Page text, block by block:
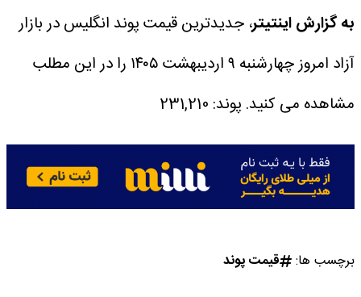
به گزارش اینتیتر، جدیدترین قیمت پوند انگلیس در بازار
آزاد امروز چهارشنبه ۹ اردیبهشت ۱۴۰۵ را در این مطلب
مشاهده می کنید. پوند: 231,210
برچسب ها: قیمت پوند